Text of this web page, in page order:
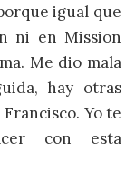
igual que
ni en Mission
Me dio mala
hay otras
Yo te
con esta